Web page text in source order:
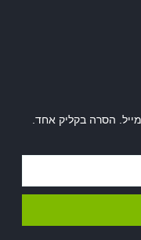
הסרה בקליק אחד.